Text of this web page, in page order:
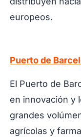
europeos.
Puerto de
El Puerto de
en innovación y
grandes
agrícolas y